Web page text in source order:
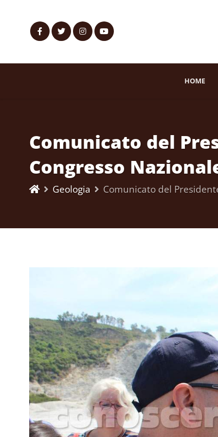
HOME
Comunicato del
Congresso
Geologia Comunicato del